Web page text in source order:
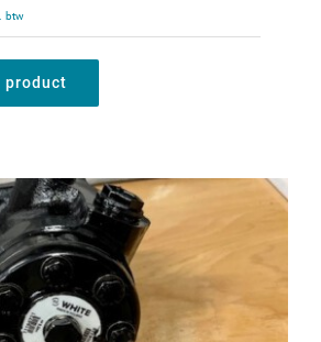
product
€305,00